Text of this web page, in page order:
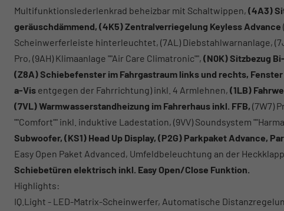
Multifunktionslederlenkrad beheizbar mit Schaltwippen, (4A3)
geräuschdämmend, (4K5) Zentralverriegelung Keyless Advance
Scheinwerferleiste hinterleuchtet, (7AL) Diebstahlwarnanlage,
Pro, (9AH) Klimaanlage ""Air Care Climatronic"", (N0K) Sitzbezug
(Z8A) Schiebefenster im Fahrgastraum links und rechts,
a-Vis entgegen der Fahrrichtung) inkl. 4 Armlehnen, (1LB)
(7VL) Warmwasserstandheizung im Fahrerhaus inkl. FFB, (7W7)
""Comfort"" inkl. induktive Ladestation, (9VV) Soundsystem
Subwoofer, (KS1) Head Up Display, (P2G) Parkpaket Advance,
Easy Open Paket Advanced, Umfeldbeleuchtung an der
Schiebetüren elektrisch inkl. Easy Open/Close Funktion.
Highlights:
IQ.Light - LED-Matrix-Scheinwerfer, Automatische